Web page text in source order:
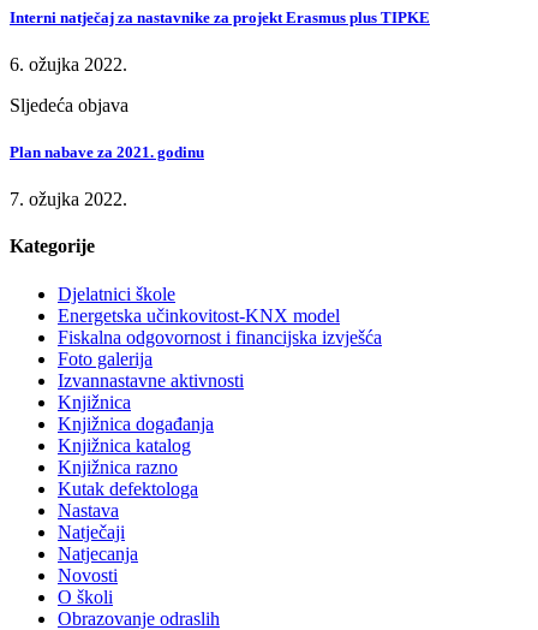
Interni natječaj za nastavnike za projekt Erasmus plus TIPKE
6. ožujka 2022.
Sljedeća objava
Plan nabave za 2021. godinu
7. ožujka 2022.
Kategorije
Djelatnici škole
Energetska učinkovitost-KNX model
Fiskalna odgovornost i financijska izvješća
Foto galerija
Izvannastavne aktivnosti
Knjižnica
Knjižnica događanja
Knjižnica katalog
Knjižnica razno
Kutak defektologa
Nastava
Natječaji
Natjecanja
Novosti
O školi
Obrazovanje odraslih